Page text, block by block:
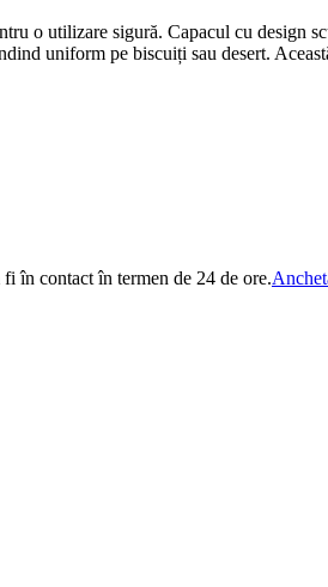
o utilizare sigură. Capacul cu design
uniform pe biscuiți sau desert.
în contact în termen de 24 de ore.